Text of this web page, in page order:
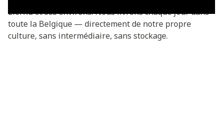
Liernu et ses environs. Nous livrons chaque jour dans
toute la Belgique — directement de notre propre
culture, sans intermédiaire, sans stockage.